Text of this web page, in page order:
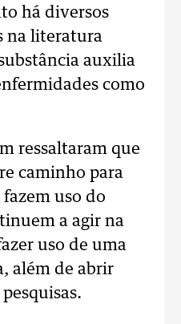
há diversos
na literatura
auxilia
como
ressaltaram que
caminho para
uso do
a agir na
uso de uma
além de abrir